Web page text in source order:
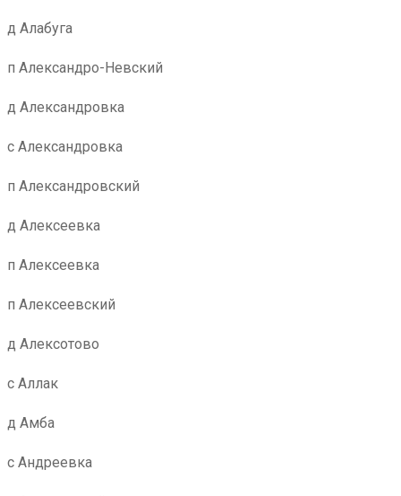
д Алабуга
п Александро-Невский
д Александровка
с Александровка
п Александровский
д Алексеевка
п Алексеевка
п Алексеевский
д Алексотово
с Аллак
д Амба
с Андреевка